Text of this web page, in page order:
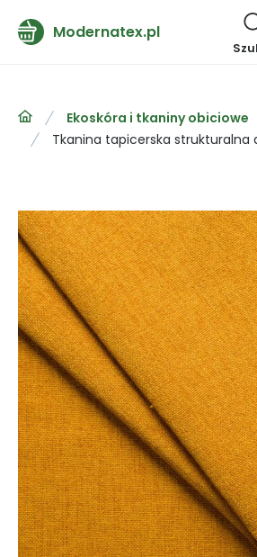
Modernatex.pl
Ekoskóra i tkaniny obiciowe
Tkanina tapicerska strukturalna